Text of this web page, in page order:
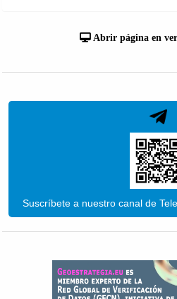
Abrir página en
Suscríbete a nuestro canal de